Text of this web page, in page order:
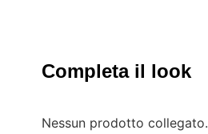
Completa il look
Nessun prodotto collegato.